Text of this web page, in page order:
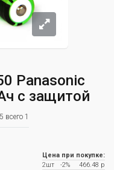
Panasonic
с защитой
5 всего 1
Цена при покупке:
2шт
-2%
466.48 р